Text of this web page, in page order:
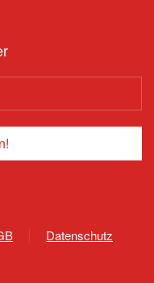
Datenschutz